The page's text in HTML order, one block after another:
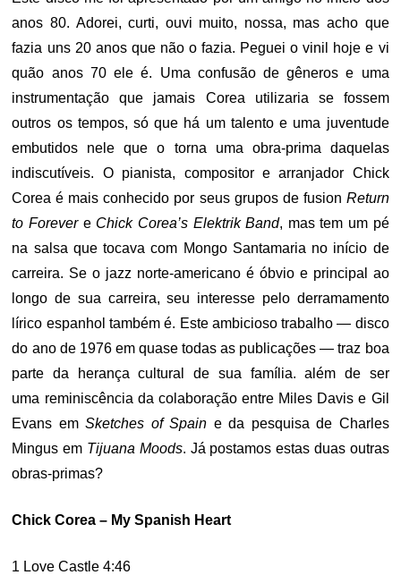
anos 80. Adorei, curti, ouvi muito, nossa, mas acho que
fazia uns 20 anos que não o fazia. Peguei o vinil hoje e vi
quão anos 70 ele é. Uma confusão de gêneros e uma
instrumentação que jamais Corea utilizaria se fossem
outros os tempos, só que há um talento e uma juventude
embutidos nele que o torna uma obra-prima daquelas
indiscutíveis. O pianista, compositor e arranjador Chick
Corea é mais conhecido por seus grupos de fusion Return
to Forevere Chick Corea’s Elektrik Band, mas tem um pé
na salsa que tocava com Mongo Santamaria no início de
carreira. Se o jazz norte-americano é óbvio e principal ao
longo de sua carreira, seu interesse pelo derramamento
lírico espanhol também é. Este ambicioso trabalho — disco
do ano de 1976 em quase todas as publicações — traz boa
parte da herança cultural de sua família. além de ser
uma reminiscência da colaboração entre Miles Davis e Gil
Evans emSketches of Spain e da pesquisa de Charles
Mingus em Tijuana Moods. Já postamos estas duas outras
obras-primas?
Chick Corea ‎– My Spanish Heart
1 Love Castle 4:46